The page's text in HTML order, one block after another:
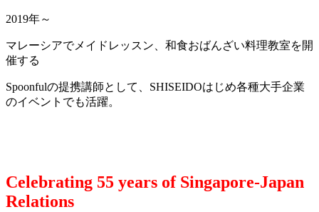
2019年～
マレーシアでメイドレッスン、和食おばんざい料理教室を開
催する
Spoonfulの提携講師として、SHISEIDOはじめ各種大手企業
のイベントでも活躍。
Celebrating 55 years of Singapore-Japan
Relations